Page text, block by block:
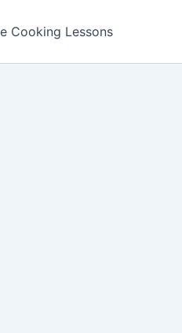
Cooking Lessons